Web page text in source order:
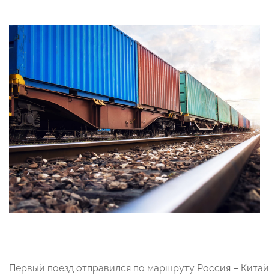
Первый поезд отправился по маршруту Россия –